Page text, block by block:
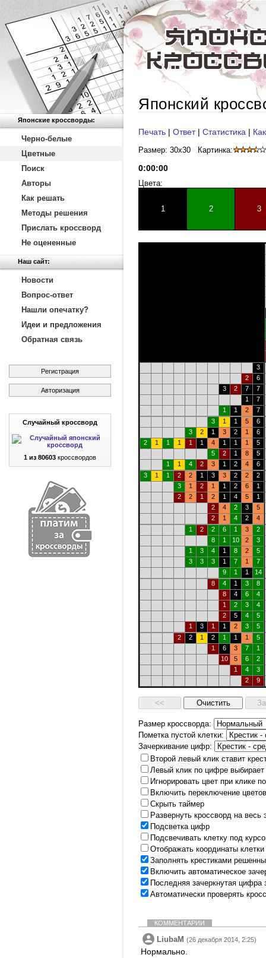
Японские кроссворды:
Черно-белые
Цветные
Поиск
Авторы
Как решать
Методы решения
Прислать кроссворд
Не оцененные
Наш сайт:
Новости
Вопрос-ответ
Нашли опечатку?
Идеи и предложения
Обратная связь
Регистрация
Авторизация
Случайный кроссворд
1 из 80603 кроссвордов
Японский
Печать | Ответ| Статистика |
Размер: 30x30 Картинка:
0:00:00
Цвета:
1 2 3
3
2
6
3
2 7
7
1
7
1
1 2
7
3
1 1 5
6
3
2 1 3 2 1
6
2
1 1 1 1 1 4 1 1 1
5
5
2 1 8
5
1
1 4 2 3 1 2 4
6
3
1 1 2 2 1 3 3 2 2
2
3
1 2 1 1 2 6
1
2
2 1 2 1 4 5
1
2
4 2 3
5
2
1 4 2
4
1
2 2 6 1 3
2
8
1 10 2
3
1
3 4 1 8 2
5
3
3 3 1 7 1
7
9
1 1
14
8
4 1 3
8
8
4 6
4
1
2 3
4
2
5 4
5
1
3 1 1 2 3
5
2
2 1 2 1 1 1
5
1
6 3 7
1
10
5 6
2
1
4
3
2
9
Размер кроссворда:
Пометка пустой клетки:
Зачеркивание цифр:
Второй левый клик ставит
Левый клик по цифре выбирает
Игнорировать цвет при клике
Включить переключение
Скрыть таймер
Развернуть кроссворд на
Подсветка цифр
Подсвечивать клетку под
Отображать координаты
Заполнять крестиками
Включить автоматическое
Последняя зачеркнутая цифра
Автоматически проверять
КОММЕНТАРИИ
LiubaM (26 декабря 2014, 2:25)
Нормально.